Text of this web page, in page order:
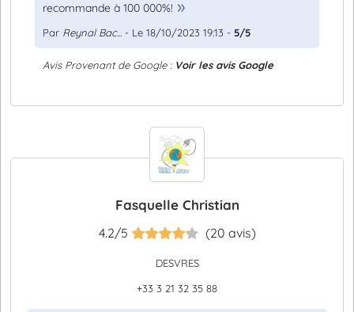
recommande à 100 000%!
Par Reynal Bac... - Le 18/10/2023 19:13 - 5/5
Avis Provenant de Google : Voir les avis Google
Fasquelle Christian
4.2/5 (20 avis)
DESVRES
+33 3 21 32 35 88